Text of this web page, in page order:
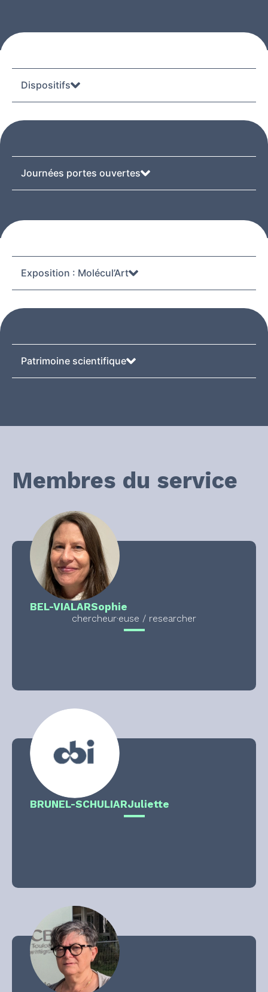
Dispositifs
Journées portes ouvertes
Exposition : Molécul’Art
Patrimoine scientifique
Membres du service
BEL-VIALARSophie
chercheur·euse / researcher
BRUNEL-SCHULIARJuliette